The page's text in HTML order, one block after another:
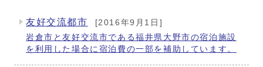
メインメニュー
友好交流都市
[2016年9月1日]
岩倉市と友好交流市である福井県大野市の宿泊施設
を利用した場合に宿泊費の一部を補助しています。